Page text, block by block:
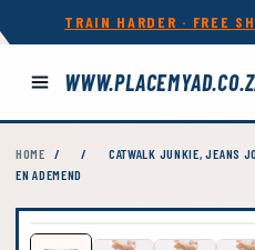
TRAIN HARDER · FREE
HOME / /
CATWALK JUNKIE, JEANS
EN ADEMEND